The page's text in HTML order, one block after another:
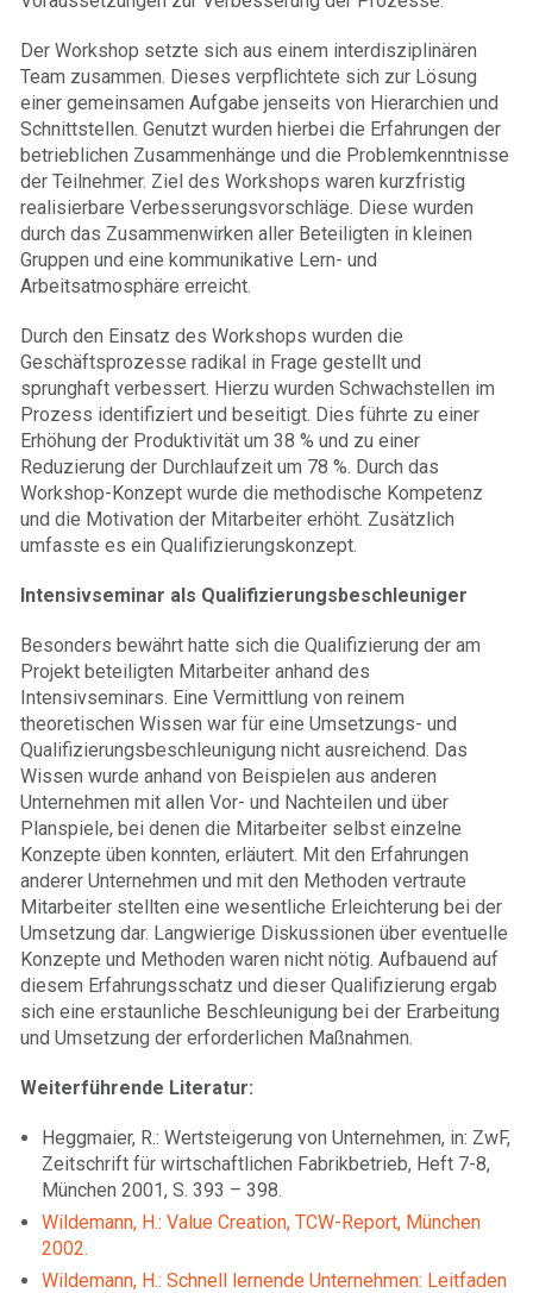
Der Workshop setzte sich aus einem interdisziplinären
Team zusammen. Dieses verpflichtete sich zur Lösung
einer gemeinsamen Aufgabe jenseits von Hierarchien und
Schnittstellen. Genutzt wurden hierbei die Erfahrungen der
betrieblichen Zusammenhänge und die Problemkenntnisse
der Teilnehmer. Ziel des Workshops waren kurzfristig
realisierbare Verbesserungsvorschläge. Diese wurden
durch das Zusammenwirken aller Beteiligten in kleinen
Gruppen und eine kommunikative Lern- und
Arbeitsatmosphäre erreicht.
Durch den Einsatz des Workshops wurden die
Geschäftsprozesse radikal in Frage gestellt und
sprunghaft verbessert. Hierzu wurden Schwachstellen im
Prozess identifiziert und beseitigt. Dies führte zu einer
Erhöhung der Produktivität um 38 % und zu einer
Reduzierung der Durchlaufzeit um 78 %. Durch das
Workshop-Konzept wurde die methodische Kompetenz
und die Motivation der Mitarbeiter erhöht. Zusätzlich
umfasste es ein Qualifizierungskonzept.
Intensivseminar als Qualifizierungsbeschleuniger
Besonders bewährt hatte sich die Qualifizierung der am
Projekt beteiligten Mitarbeiter anhand des
Intensivseminars. Eine Vermittlung von reinem
theoretischen Wissen war für eine Umsetzungs- und
Qualifizierungsbeschleunigung nicht ausreichend. Das
Wissen wurde anhand von Beispielen aus anderen
Unternehmen mit allen Vor- und Nachteilen und über
Planspiele, bei denen die Mitarbeiter selbst einzelne
Konzepte üben konnten, erläutert. Mit den Erfahrungen
anderer Unternehmen und mit den Methoden vertraute
Mitarbeiter stellten eine wesentliche Erleichterung bei der
Umsetzung dar. Langwierige Diskussionen über eventuelle
Konzepte und Methoden waren nicht nötig. Aufbauend auf
diesem Erfahrungsschatz und dieser Qualifizierung ergab
sich eine erstaunliche Beschleunigung bei der Erarbeitung
und Umsetzung der erforderlichen Maßnahmen.
Weiterführende Literatur:
Heggmaier, R.: Wertsteigerung von Unternehmen, in: ZwF,
Zeitschrift für wirtschaftlichen Fabrikbetrieb, Heft 7-8,
München 2001, S. 393 – 398.
Wildemann, H.: Value Creation, TCW-Report, München
2002.
Wildemann, H.: Schnell lernende Unternehmen: Leitfaden